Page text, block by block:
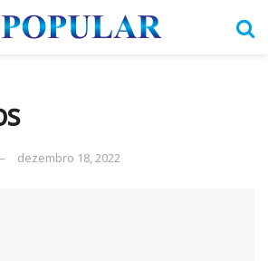
dezembro 18, 2022